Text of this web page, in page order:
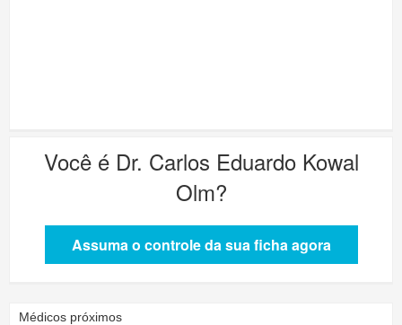
Você é Dr. Carlos Eduardo Kowal
Olm?
Assuma o controle da sua ficha agora
Médicos próximos